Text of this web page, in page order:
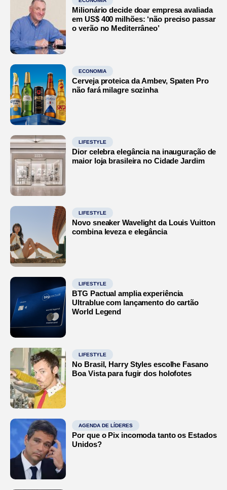
Milionário decide doar empresa avaliada
em US$ 400 milhões: ‘não preciso passar
o verão no Mediterrâneo’
ECONOMIA
Cerveja proteica da Ambev, Spaten Pro
não fará milagre sozinha
LIFESTYLE
Dior celebra elegância na inauguração de
maior loja brasileira no Cidade Jardim
LIFESTYLE
Novo sneaker Wavelight da Louis Vuitton
combina leveza e elegância
LIFESTYLE
BTG Pactual amplia experiência
Ultrablue com lançamento do cartão
World Legend
LIFESTYLE
No Brasil, Harry Styles escolhe Fasano
Boa Vista para fugir dos holofotes
AGENDA DE LÍDERES
Por que o Pix incomoda tanto os Estados
Unidos?